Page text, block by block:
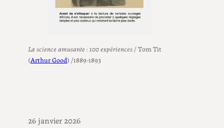
La science amusante : 100 expériences / Tom Tit
(Arthur Good) /1889-1893
26 janvier 2026